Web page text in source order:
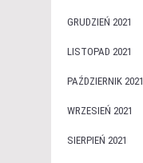
GRUDZIEŃ 2021
LISTOPAD 2021
PAŹDZIERNIK 2021
WRZESIEŃ 2021
SIERPIEŃ 2021